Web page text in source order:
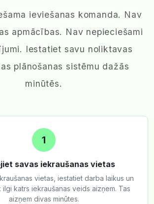
ieviešanas komanda. Nav
apmācības. Nav nepieciešami
Iestatiet savu noliktavas
plānošanas sistēmu dažās
minūtēs.
1
savas iekraušanas vietas
vietas, iestatiet darba laikus un
katrs iekraušanas veids aizņem. Tas
aizņem divas minūtes.